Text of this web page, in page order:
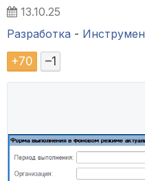
13.10.25
Разработка -
+70 –1